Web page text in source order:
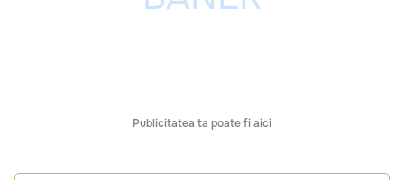
Publicitatea ta poate fi aici